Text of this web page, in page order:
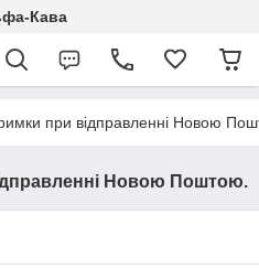
Кава
при відправленні Новою
Новою Поштою.